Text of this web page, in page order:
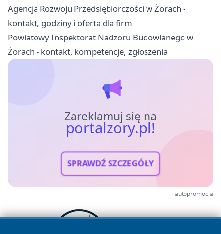
Agencja Rozwoju Przedsiębiorczości w Żorach -
kontakt, godziny i oferta dla firm
Powiatowy Inspektorat Nadzoru Budowlanego w
Żorach - kontakt, kompetencje, zgłoszenia
Zareklamuj się na
portalzory.pl!
SPRAWDŹ SZCZEGÓŁY
autopromocja